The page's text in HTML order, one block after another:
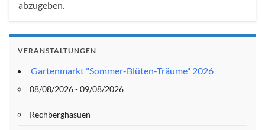
abzugeben.
VERANSTALTUNGEN
Gartenmarkt "Sommer-Blüten-Träume" 2026
08/08/2026 - 09/08/2026
Rechberghasuen